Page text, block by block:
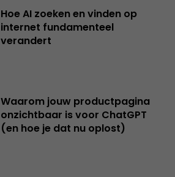
Hoe AI zoeken en vinden op
internet fundamenteel
verandert
Waarom jouw productpagina
onzichtbaar is voor ChatGPT
(en hoe je dat nu oplost)